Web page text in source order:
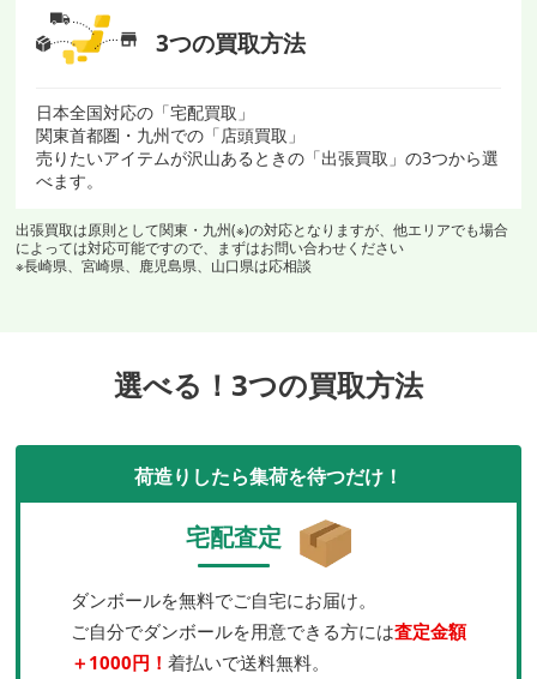
3つの買取方法
日本全国対応の「宅配買取」
関東首都圏・九州での「店頭買取」
売りたいアイテムが沢山あるときの「出張買取」の3つから選
べます。
出張買取は原則として関東・九州(※)の対応となりますが、他エリアでも場合
によっては対応可能ですので、まずはお問い合わせください
※長崎県、宮崎県、鹿児島県、山口県は応相談
選べる！3つの買取方法
荷造りしたら集荷を待つだけ！
宅配査定
ダンボールを無料でご自宅にお届け。
ご自分でダンボールを用意できる方には査定金額
＋1000円！ 着払いで送料無料。